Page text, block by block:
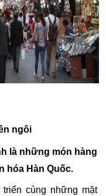
ngôi
là những món hàng
hóa Hàn Quốc.
cùng những mặt